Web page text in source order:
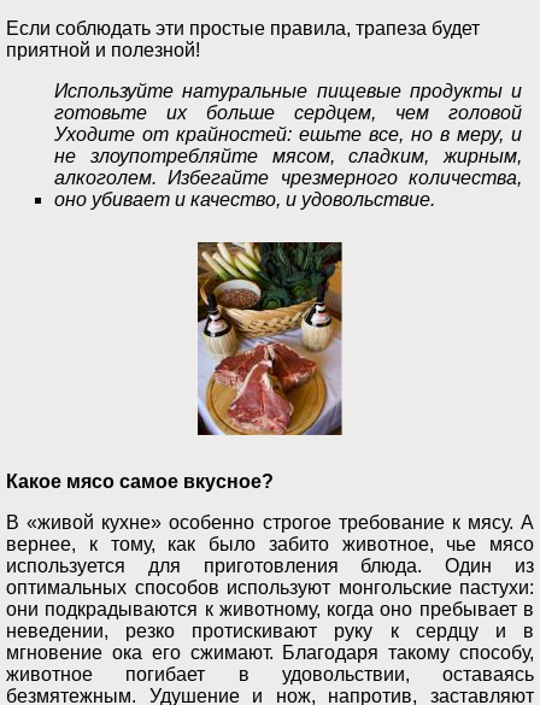
Если соблюдать эти простые правила, трапеза будет
приятной и полезной!
Используйте натуральные пищевые продукты и
готовьте их больше сердцем, чем головой
Уходите от крайностей: ешьте все, но в меру, и
не злоупотребляйте мясом, сладким, жирным,
алкоголем. Избегайте чрезмерного количества,
оно убивает и качество, и удовольствие.
Какое мясо самое вкусное?
В «живой кухне» особенно строгое требование к мясу. А
вернее, к тому, как было забито животное, чье мясо
используется для приготовления блюда. Один из
оптимальных способов используют монгольские пастухи:
они подкрадываются к животному, когда оно пребывает в
неведении, резко протискивают руку к сердцу и в
мгновение ока его сжимают. Благодаря такому способу,
животное погибает в удовольствии, оставаясь
безмятежным. Удушение и нож, напротив, заставляют